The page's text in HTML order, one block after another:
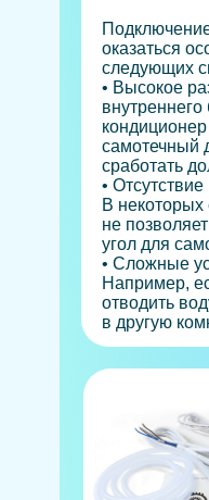
оказаться
следующих
• Высокое
внутреннего
самотечный
сработать
•
В некоторых
не
угол для
• Сложные
Например,
отводить
в другую